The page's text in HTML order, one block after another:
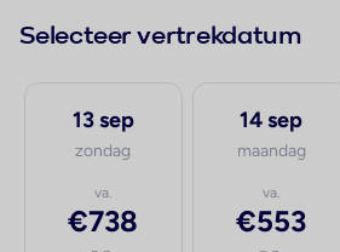
Selecteer vertrekdatum
13 sep
zondag
va.
€738
14 sep
maandag
va.
€553